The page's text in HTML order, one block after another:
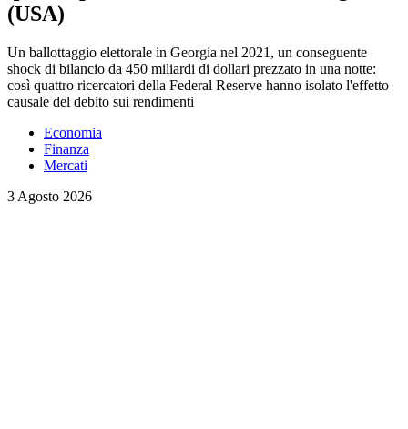
(USA)
Un ballottaggio elettorale in Georgia nel 2021, un conseguente
shock di bilancio da 450 miliardi di dollari prezzato in una notte:
così quattro ricercatori della Federal Reserve hanno isolato l'effetto
causale del debito sui rendimenti
Economia
Finanza
Mercati
3 Agosto 2026